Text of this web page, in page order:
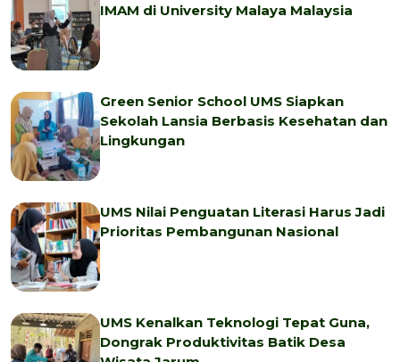
IMAM di University Malaya Malaysia
Green Senior School UMS Siapkan
Sekolah Lansia Berbasis Kesehatan dan
Lingkungan
UMS Nilai Penguatan Literasi Harus Jadi
Prioritas Pembangunan Nasional
UMS Kenalkan Teknologi Tepat Guna,
Dongrak Produktivitas Batik Desa